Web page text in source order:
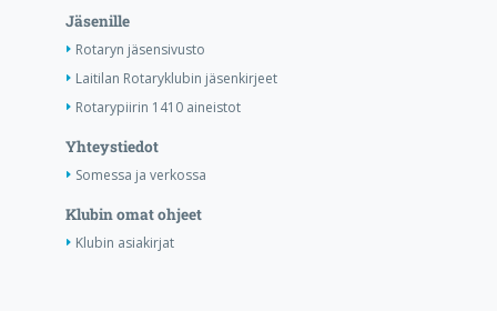
Jäsenille
Rotaryn jäsensivusto
Laitilan Rotaryklubin jäsenkirjeet
Rotarypiirin 1410 aineistot
Yhteystiedot
Somessa ja verkossa
Klubin omat ohjeet
Klubin asiakirjat